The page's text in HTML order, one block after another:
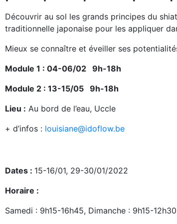
Découvrir au sol les grands principes du
traditionnelle japonaise pour les appliquer
Mieux se connaître et éveiller ses
Module 1 : 04-06/02 9h-18h
Module 2 : 13-15/05 9h-18h
Lieu : Au bord de l’eau, Uccle
+ d’infos : louisiane@idoflow.be
Dates : 15-16/01, 29-30/01/2022
Horaire :
Samedi : 9h15-16h45, Dimanche : 9h15-12h30